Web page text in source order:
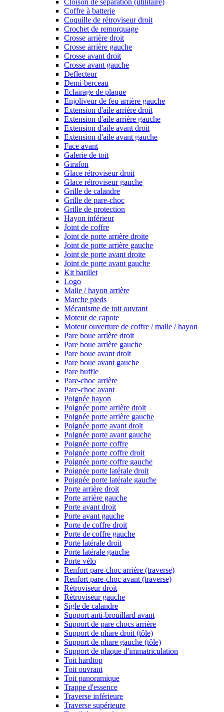
Cloison de séparation (utilitaire)
Coffre à batterie
Coquille de rétroviseur droit
Crochet de remorquage
Crosse arrière droit
Crosse arrière gauche
Crosse avant droit
Crosse avant gauche
Deflecteur
Demi-berceau
Eclairage de plaque
Enjoliveur de feu arrière gauche
Extension d'aile arrière droit
Extension d'aile arrière gauche
Extension d'aile avant droit
Extension d'aile avant gauche
Face avant
Galerie de toit
Girafon
Glace rétroviseur droit
Glace rétroviseur gauche
Grille de calandre
Grille de pare-choc
Grille de protection
Hayon inférieur
Joint de coffre
Joint de porte arrière droite
Joint de porte arrière gauche
Joint de porte avant droite
Joint de porte avant gauche
Kit barillet
Logo
Malle / hayon arrière
Marche pieds
Mécanisme de toit ouvrant
Moteur de capote
Moteur ouverture de coffre / malle / hayon
Pare boue arrière droit
Pare boue arrière gauche
Pare boue avant droit
Pare boue avant gauche
Pare buffle
Pare-choc arrière
Pare-choc avant
Poignée hayon
Poignée porte arrière droit
Poignée porte arrière gauche
Poignée porte avant droit
Poignée porte avant gauche
Poignée porte coffre
Poignée porte coffre droit
Poignée porte coffre gauche
Poignée porte latérale droit
Poignée porte latérale gauche
Porte arrière droit
Porte arrière gauche
Porte avant droit
Porte avant gauche
Porte de coffre droit
Porte de coffre gauche
Porte latérale droit
Porte latérale gauche
Porte vélo
Renfort pare-choc arrière (traverse)
Renfort pare-choc avant (traverse)
Rétroviseur droit
Rétroviseur gauche
Sigle de calandre
Support anti-brouillard avant
Support de pare chocs arrière
Support de phare droit (tôle)
Support de phare gauche (tôle)
Support de plaque d'immatriculation
Toit hardtop
Toit ouvrant
Toit panoramique
Trappe d'essence
Traverse inférieure
Traverse supérieure